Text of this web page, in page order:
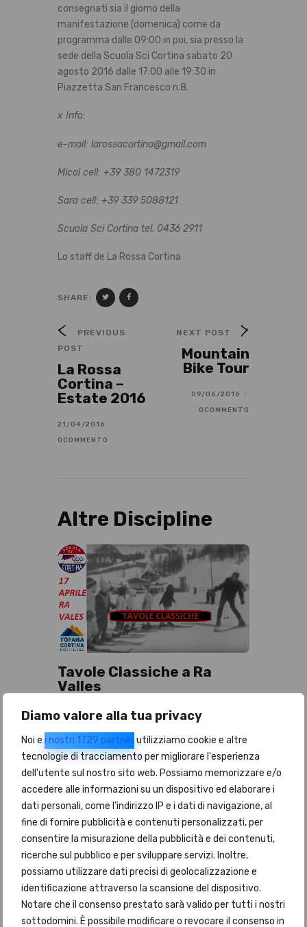
Diamo valore alla tua privacy
Noi e i nostri 1729 partnerutilizziamo cookie e altre
tecnologie di tracciamento per migliorare l'esperienza
dell'utente sul nostro sito web. Possiamo memorizzare e/o
accedere alle informazioni su un dispositivo ed elaborare i
dati personali, come l’indirizzo IP e i dati di navigazione, al
fine di fornire pubblicità e contenuti personalizzati, per
consentire la misurazione della pubblicità e dei contenuti,
ricerche sul pubblico e per sviluppare servizi. Inoltre,
possiamo utilizzare dati precisi di geolocalizzazione e
identificazione attraverso la scansione del dispositivo.
Notare che il consenso prestato sarà valido per tutti i nostri
sottodomini. È possibile modificare o revocare il consenso in
consegnati sia il giorno della
manifestazione (domenica) come da
programma dalle 09:00 in poi, sia presso la
sede della Scuola Sci Cortina sabato 20
agosto 2016 dalle 17:00 alle 19:30 in
Piazzetta San Francesco n.8.
x Info:
e-mail: larossacortina@gmail.com
Micol cell: +39 380 1472319
Sara cell: +39 339 5088121
Scuola Sci Cortina tel. 0436 2911
Lo staff de La Rossa Cortina
SHARE:
PREVIOUS
POST
La Rossa
Cortina –
Estate 2016
21/04/2016
/
0COMMENTO
NEXT POST
Mountain
Bike Tour
09/06/2016
/
0COMMENTO
Altre Discipline
Tavole Classiche a Ra
Valles
30/03/2017 0 COMMENTI
Forza CORTINA 2021!!!
10/06/2016 0 COMMENTI
Lascia un
commento